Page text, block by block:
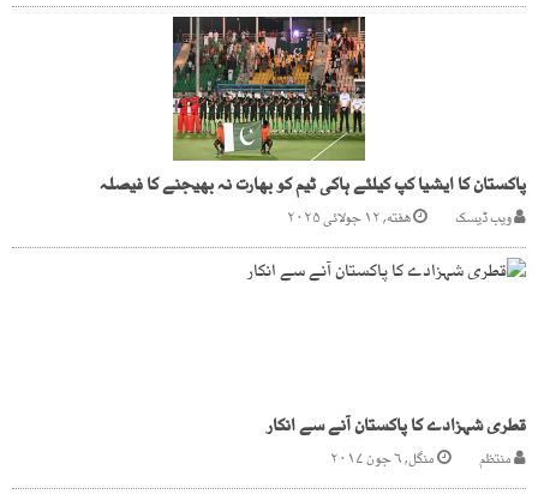
پاکستان کا ایشیا کپ کیلئے ہاکی ٹیم کو بھارت نہ بھیجنے کا فیصلہ
ویب ڈیسک هفته, ۱۲ جولائی ۲۰۲۵
قطری شہزادے کا پاکستان آنے سے انکار
منتظم منگل, ۶ جون ۲۰۱۷